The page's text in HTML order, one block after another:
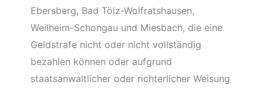
Ebersberg, Bad Tölz-Wolfratshausen,
Weilheim-Schongau und Miesbach, die eine
Geldstrafe nicht oder nicht vollständig
bezahlen können oder aufgrund
staatsanwaltlicher oder richterlicher Weisung